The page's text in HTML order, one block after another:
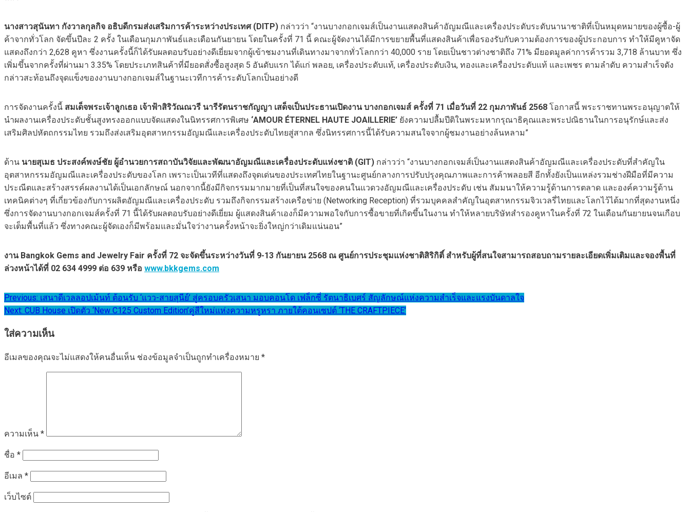
นางสาวสุนันทา กังวาลกุลกิจ อธิบดีกรมส่งเสริมการค้าระหว่างประเทศ (DITP) กล่าวว่า “งานบางกอกเจมส์เป็นงานแสดงสินค้าอัญมณีและเครื่องประดับระดับนานาชาติที่เป็นหมุดหมายของผู้ซื้อ-ผู้
ค้าจากทั่วโลก จัดขึ้นปีละ 2 ครั้ง ในเดือนกุมภาพันธ์และเดือนกันยายน โดยในครั้งที่ 71 นี้ คณะผู้จัดงานได้มีการขยายพื้นที่แสดงสินค้าเพื่อรองรับกับความต้องการของผู้ประกอบการ ทำให้มีคูหาจัด
แสดงถึงกว่า 2,628 คูหา ซึ่งงานครั้งนี้ก็ได้รับผลตอบรับอย่างดีเยี่ยมจากผู้เข้าชมงานที่เดินทางมาจากทั่วโลกกว่า 40,000 ราย โดยเป็นชาวต่างชาติถึง 71% มียอดมูลค่าการค้ารวม 3,718 ล้านบาท ซึ่ง
เพิ่มขึ้นจากครั้งที่ผ่านมา 3.35% โดยประเภทสินค้าที่มียอดสั่งซื้อสูงสุด 5 อันดับแรก ได้แก่ พลอย, เครื่องประดับแท้, เครื่องประดับเงิน, ทองและเครื่องประดับแท้ และเพชร ตามลำดับ ความสำเร็จดัง
กล่าวสะท้อนถึงจุดแข็งของงานบางกอกเจมส์ในฐานะเวทีการค้าระดับโลกเป็นอย่างดี
การจัดงานครั้งนี้ สมเด็จพระเจ้าลูกเธอ เจ้าฟ้าสิริวัณณวรี นารีรัตนราชกัญญา เสด็จเป็นประธานเปิดงาน บางกอกเจมส์ ครั้งที่ 71 เมื่อวันที่ 22 กุมภาพันธ์ 2568 โอกาสนี้ พระราชทานพระอนุญาตให้
นำผลงานเครื่องประดับชั้นสูงทรงออกแบบจัดแสดงในนิทรรศการพิเศษ ‘AMOUR ÉTERNEL HAUTE JOAILLERIE’ ยังความปลื้มปีติในพระมหากรุณาธิคุณและพระปณิธานในการอนุรักษ์และส่ง
เสริมศิลปหัตถกรรมไทย รวมถึงส่งเสริมอุตสาหกรรมอัญมณีและเครื่องประดับไทยสู่สากล ซึ่งนิทรรศการนี้ได้รับความสนใจจากผู้ชมงานอย่างล้นหลาม”
ด้าน นายสุเมธ ประสงค์พงษ์ชัย ผู้อำนวยการสถาบันวิจัยและพัฒนาอัญมณีและเครื่องประดับแห่งชาติ (GIT) กล่าวว่า “งานบางกอกเจมส์เป็นงานแสดงสินค้าอัญมณีและเครื่องประดับที่สำคัญใน
อุตสาหกรรมอัญมณีและเครื่องประดับของโลก เพราะเป็นเวทีที่แสดงถึงจุดเด่นของประเทศไทยในฐานะศูนย์กลางการปรับปรุงคุณภาพและการค้าพลอยสี อีกทั้งยังเป็นแหล่งรวมช่างฝีมือที่มีความ
ประณีตและสร้างสรรค์ผลงานได้เป็นเอกลักษณ์ นอกจากนี้ยังมีกิจกรรมมากมายที่เป็นที่สนใจของคนในแวดวงอัญมณีและเครื่องประดับ เช่น สัมมนาให้ความรู้ด้านการตลาด และองค์ความรู้ด้าน
เทคนิคต่างๆ ที่เกี่ยวข้องกับการผลิตอัญมณีและเครื่องประดับ รวมถึงกิจกรรมสร้างเครือข่าย (Networking Reception) ที่รวมบุคคลสำคัญในอุตสาหกรรมจิวเวลรี่ไทยและโลกไว้ได้มากที่สุดงานหนึ่ง
ซึ่งการจัดงานบางกอกเจมส์ครั้งที่ 71 นี้ได้รับผลตอบรับอย่างดีเยี่ยม ผู้แสดงสินค้าเองก็มีความพอใจกับการซื้อขายที่เกิดขึ้นในงาน ทำให้หลายบริษัทสำรองคูหาในครั้งที่ 72 ในเดือนกันยายนจนเกือบ
จะเต็มพื้นที่แล้ว ซึ่งทางคณะผู้จัดเองก็มีพร้อมและมั่นใจว่างานครั้งหน้าจะยิ่งใหญ่กว่าเดิมแน่นอน”
งาน Bangkok Gems and Jewelry Fair ครั้งที่ 72 จะจัดขึ้นระหว่างวันที่ 9-13 กันยายน 2568 ณ ศูนย์การประชุมแห่งชาติสิริกิติ์ สำหรับผู้ที่สนใจสามารถสอบถามรายละเอียดเพิ่มเติมและจองพื้นที่
ล่วงหน้าได้ที่ 02 634 4999 ต่อ 639 หรือ www.bkkgems.com
แนะแนว
เรื่อง
Previous: เสนาดีเวลลอปเม้นท์ ต้อนรับ ‘แวว-สายสุนีย์’ สู่ครอบครัวเสนา มอบคอนโด เฟล็กซี่ รัตนาธิเบศร์ สัญลักษณ์แห่งความสำเร็จและแรงบันดาลใจ
Next: CUB House เปิดตัว ‘New C125 Custom Edition’คู่สีใหม่แห่งความหรูหรา ภายใต้คอนเซปต์ ‘THE CRAFTPIECE’
ใส่ความเห็น
อีเมลของคุณจะไม่แสดงให้คนอื่นเห็น ช่องข้อมูลจำเป็นถูกทำเครื่องหมาย *
ความเห็น *
ชื่อ *
อีเมล *
เว็บไซต์